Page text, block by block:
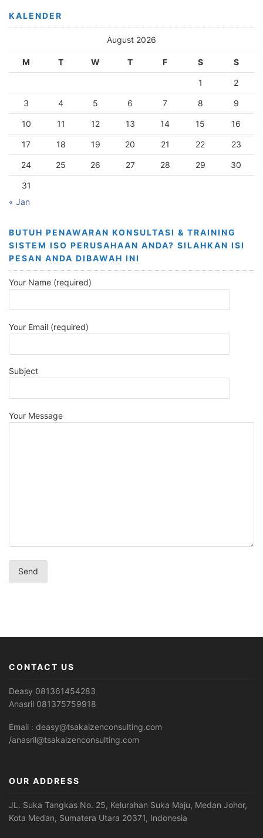
KALENDER
August 2026
M T W T F S S
1 2
3 4 5 6 7 8 9
10 11 12 13 14 15 16
17 18 19 20 21 22 23
24 25 26 27 28 29 30
31
« Jan
BUTUH PENAWARAN KONSULTASI & TRAINING
SISTEM ISO PERUSAHAAN ANDA? SILAHKAN ISI
PESAN ANDA DIBAWAH INI
Your Name (required)
Your Email (required)
Subject
Your Message
CONTACT US
Deasy 081361454283
Anasril 081375759918
Email : deasy@tsakaizenconsulting.com
/anasril@tsakaizenconsulting.com
OUR ADDRESS
JL. Suka Tangkas No. 25, Kelurahan Suka Maju, Medan Johor,
Kota Medan, Sumatera Utara 20371, Indonesia